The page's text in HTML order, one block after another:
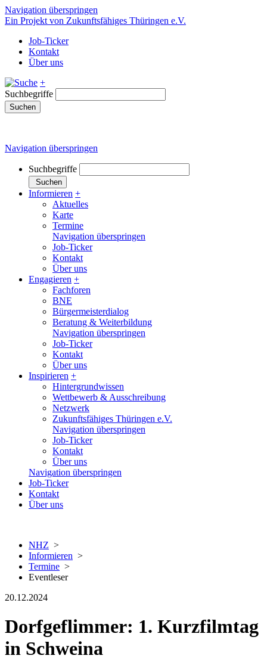
Navigation überspringen
Ein Projekt von Zukunftsfähiges Thüringen e.V.
Job-Ticker
Kontakt
Über uns
+
Suchbegriffe
Suchen
Navigation überspringen
Suchbegriffe
Suchen
Informieren +
Aktuelles
Karte
Termine
Navigation überspringen
Job-Ticker
Kontakt
Über uns
Engagieren +
Fachforen
BNE
Bürgermeisterdialog
Beratung & Weiterbildung
Navigation überspringen
Job-Ticker
Kontakt
Über uns
Inspirieren +
Hintergrundwissen
Wettbewerb & Ausschreibung
Netzwerk
Zukunftsfähiges Thüringen e.V.
Navigation überspringen
Job-Ticker
Kontakt
Über uns
Navigation überspringen
Job-Ticker
Kontakt
Über uns
NHZ >
Informieren >
Termine >
Eventleser
20.12.2024
Dorfgeflimmer: 1. Kurzfilmtag
in Schweina